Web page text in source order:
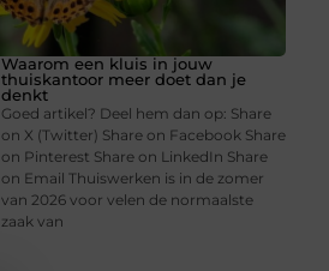
Waarom een kluis in jouw
thuiskantoor meer doet dan je
denkt
Goed artikel? Deel hem dan op: Share
on X (Twitter) Share on Facebook Share
on Pinterest Share on LinkedIn Share
on Email Thuiswerken is in de zomer
van 2026 voor velen de normaalste
zaak van